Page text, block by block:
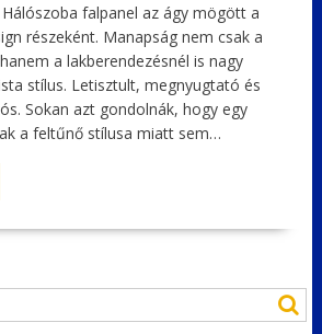
falpanel az ágy mögött a
részeként. Manapság nem csak a
a lakberendezésnél is nagy
stílus. Letisztult, megnyugtató és
Sokan azt gondolnák, hogy egy
a feltűnő stílusa miatt sem…